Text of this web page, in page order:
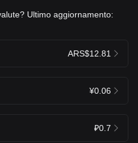
Ultimo aggiornamento:
ARS$12.81
¥0.06
₽0.7